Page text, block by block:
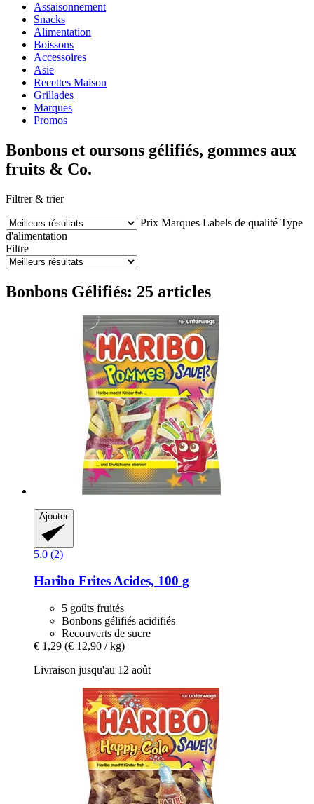
Assaisonnement
Snacks
Alimentation
Boissons
Accessoires
Asie
Recettes Maison
Grillades
Marques
Promos
Bonbons et oursons gélifiés, gommes aux
fruits & Co.
Filtrer & trier
Prix Marques Labels de qualité Type
d'alimentation
Filtre
Bonbons Gélifiés: 25 articles
Ajouter
5.0 (2)
Haribo Frites Acides, 100 g
5 goûts fruités
Bonbons gélifiés acidifiés
Recouverts de sucre
€ 1,29 (€ 12,90 / kg)
Livraison jusqu'au 12 août